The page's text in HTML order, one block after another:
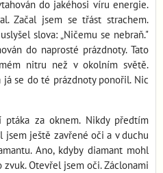
do jakéhosi víru energie.
Začal jsem se třást strachem.
slova: „Ničemu se nebraň."
do naprosté prázdnoty. Tato
nitru než v okolním světě.
se do té prázdnoty ponořil. Nic
za oknem. Nikdy předtím
jsem ještě zavřené oči a v duchu
Ano, kdyby diamant mohl
Otevřel jsem oči. Záclonami